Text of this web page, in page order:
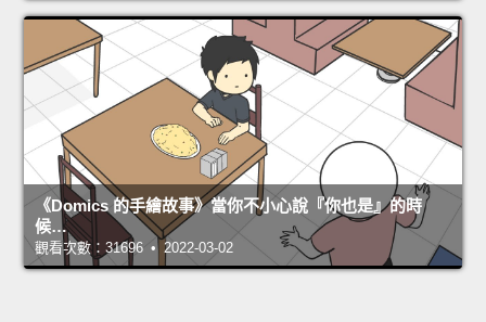
《Domics 的手繪故事》當你不小心說『你也是』的時
候…
觀看次數：31696 • 2022-03-02